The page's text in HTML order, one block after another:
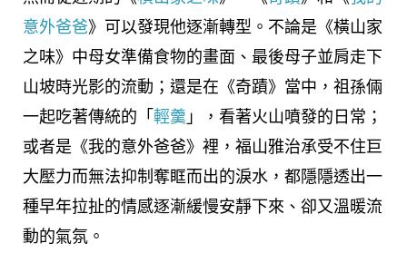
意外爸爸》可以發現他逐漸轉型。不論是《橫山家
之味》中母女準備食物的畫面、最後母子並肩走下
山坡時光影的流動；還是在《奇蹟》當中，祖孫倆
一起吃著傳統的「 輕羹 」，看著火山噴發的日常；
或者是《我的意外爸爸》裡，福山雅治承受不住巨
大壓力而無法抑制奪眶而出的淚水，都隱隱透出一
種早年拉扯的情感逐漸緩慢安靜下來、卻又溫暖流
動的氣氛。